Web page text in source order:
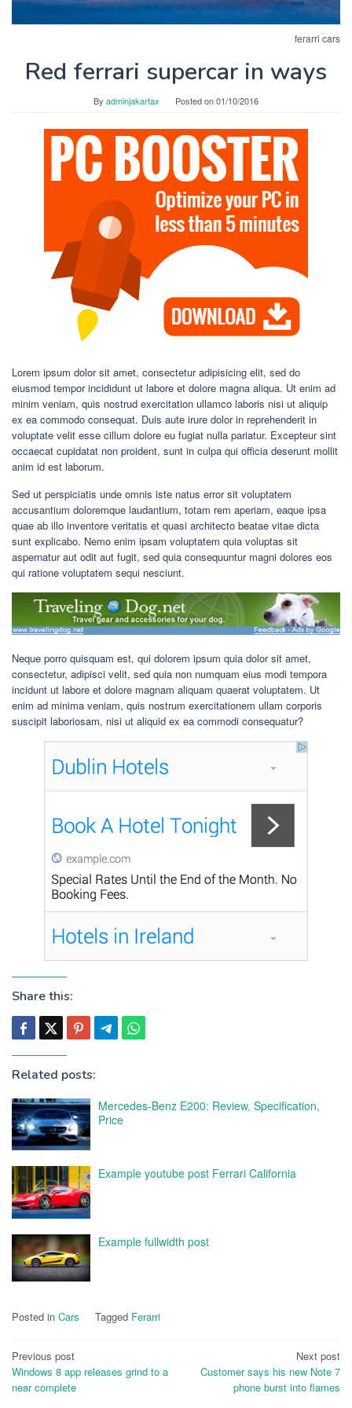
ferarri cars
Red ferrari supercar in ways
By adminjakartax Posted on01/10/2016
Lorem ipsum dolor sit amet, consectetur adipisicing elit, sed do
eiusmod tempor incididunt ut labore et dolore magna aliqua. Ut enim ad
minim veniam, quis nostrud exercitation ullamco laboris nisi ut aliquip
ex ea commodo consequat. Duis aute irure dolor in reprehenderit in
voluptate velit esse cillum dolore eu fugiat nulla pariatur. Excepteur sint
occaecat cupidatat non proident, sunt in culpa qui officia deserunt mollit
anim id est laborum.
Sed ut perspiciatis unde omnis iste natus error sit voluptatem
accusantium doloremque laudantium, totam rem aperiam, eaque ipsa
quae ab illo inventore veritatis et quasi architecto beatae vitae dicta
sunt explicabo. Nemo enim ipsam voluptatem quia voluptas sit
aspernatur aut odit aut fugit, sed quia consequuntur magni dolores eos
qui ratione voluptatem sequi nesciunt.
Neque porro quisquam est, qui dolorem ipsum quia dolor sit amet,
consectetur, adipisci velit, sed quia non numquam eius modi tempora
incidunt ut labore et dolore magnam aliquam quaerat voluptatem. Ut
enim ad minima veniam, quis nostrum exercitationem ullam corporis
suscipit laboriosam, nisi ut aliquid ex ea commodi consequatur?
Share this:
Related posts:
Mercedes-Benz E200: Review, Specification,
Price
Example youtube post Ferrari California
Example fullwidth post
Posted in Cars Tagged Ferarri
Post
navigation
Previous post
Windows 8 app releases grind to a
near complete
Next post
Customer says his new Note 7
phone burst into flames